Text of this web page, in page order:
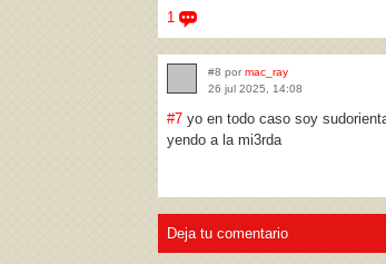
1
#8 por mac_ray
26 jul 2025, 14:08
#7 yo en todo caso soy
yendo a la mi3rda
Deja tu comentario